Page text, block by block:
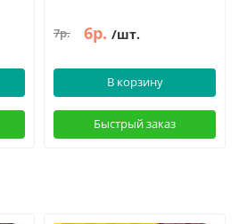
7р. 6р. /шт.
В корзину
Быстрый заказ